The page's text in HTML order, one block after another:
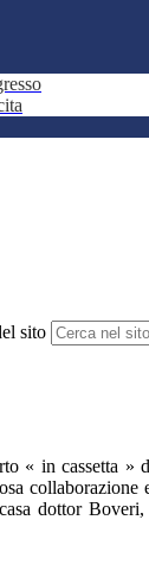
sito
« in cassetta
dottor